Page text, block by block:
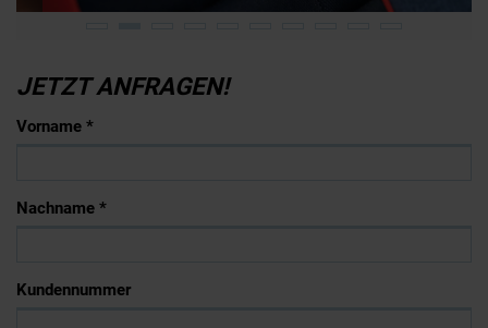
JETZT ANFRAGEN!
Vorname *
Nachname *
Kundennummer